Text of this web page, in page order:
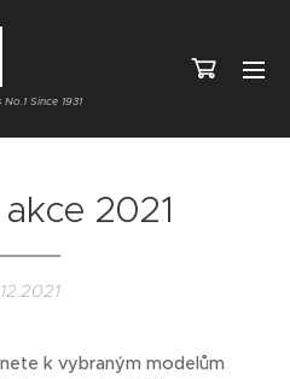
Since 1931
2021
k vybraným modelům